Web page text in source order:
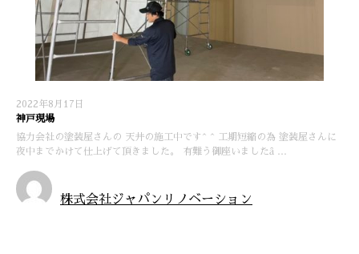
2022年8月17日
神戸現場
協力会社の塗装屋さんの 天井の施工中です^ ^ 工期短縮の為 塗装屋さんに
夜中までかけて仕上げて頂きました。 有難う御座いましたȃ …
株式会社ジャパンリノベーション